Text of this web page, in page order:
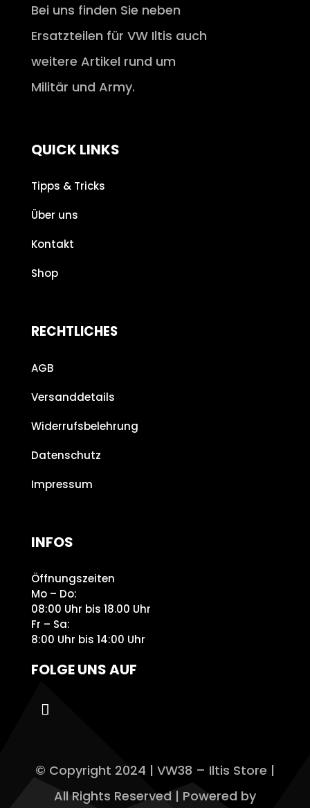
Bei uns finden Sie neben
Ersatzteilen für VW Iltis auch
weitere Artikel rund um
Militär und Army.
QUICK LINKS
Tipps & Tricks
Über uns
Kontakt
Shop
RECHTLICHES
AGB
Versanddetails
Widerrufsbelehrung
Datenschutz
Impressum
INFOS
Öffnungszeiten
Mo – Do:
08:00 Uhr bis 18.00 Uhr
Fr – Sa:
8:00 Uhr bis 14:00 Uhr
FOLGE UNS AUF
© Copyright 2024 | VW38 – Iltis Store |
All Rights Reserved | Powered by